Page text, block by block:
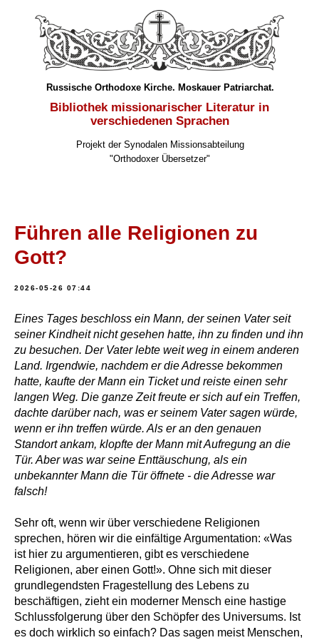
Russische Orthodoxe Kirche. Moskauer Patriarchat.
Bibliothek missionarischer Literatur in
verschiedenen Sprachen
Projekt der Synodalen Missionsabteilung
"Orthodoxer Übersetzer"
Führen alle Religionen zu
Gott?
2026-05-26 07:44
Eines Tages beschloss ein Mann, der seinen Vater seit
seiner Kindheit nicht gesehen hatte, ihn zu finden und ihn
zu besuchen. Der Vater lebte weit weg in einem anderen
Land. Irgendwie, nachdem er die Adresse bekommen
hatte, kaufte der Mann ein Ticket und reiste einen sehr
langen Weg. Die ganze Zeit freute er sich auf ein Treffen,
dachte darüber nach, was er seinem Vater sagen würde,
wenn er ihn treffen würde. Als er an den genauen
Standort ankam, klopfte der Mann mit Aufregung an die
Tür. Aber was war seine Enttäuschung, als ein
unbekannter Mann die Tür öffnete - die Adresse war
falsch!
Sehr oft, wenn wir über verschiedene Religionen
sprechen, hören wir die einfältige Argumentation: «Was
ist hier zu argumentieren, gibt es verschiedene
Religionen, aber einen Gott!». Ohne sich mit dieser
grundlegendsten Fragestellung des Lebens zu
beschäftigen, zieht ein moderner Mensch eine hastige
Schlussfolgerung über den Schöpfer des Universums. Ist
es doch wirklich so einfach? Das sagen meist Menschen,